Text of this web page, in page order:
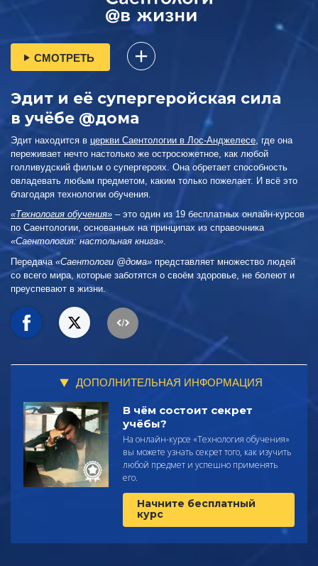
СМОТРЕТЬ
Эдит и её супергеройская сила
в учёбе @дома
Эдит находится в церкви Саентологии в Лос-Анджелесе , где она
переживает нечто настолько же остросюжетное, как любой
голливудский фильм о супергероях. Она обретает способность
овладевать любым предметом, каким только пожелает. И всё это
благодаря технологии обучения.
«Технология обучения» – это один из 19 бесплатных онлайн-курсов
по Саентологии, основанных на принципах из справочника
«Саентология: настольная книга».
Передача «Саентологи @дома» представляет множество людей
со всего мира, которые заботятся о своём здоровье, не болеют и
преуспевают в жизни.
ДОПОЛНИТЕЛЬНАЯ ИНФОРМАЦИЯ
В чём состоит секрет
учёбы?
На онлайн-курсе «Технология обучения»
вы можете узнать секрет того, как изучить
любой предмет и успешно применять
его.
Начните бесплатный
курс